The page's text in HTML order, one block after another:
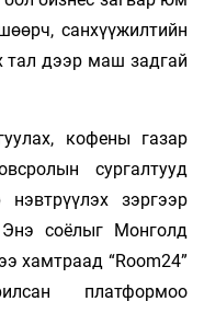
санхүүжилтийн
тал дээр маш задгай
кофены газар
сургалтууд
зэргээр
соёлыг Монголд
хамтраад “Room24”
платформоо